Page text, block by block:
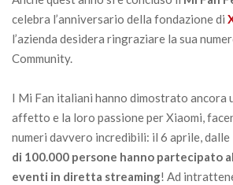
celebra l’anniversario della fondazione di
l’azienda desidera ringraziare la sua
Community.
I Mi Fan italiani hanno dimostrato ancora
affetto e la loro passione per Xiaomi,
numeri davvero incredibili: il 6 aprile,
di 100.000 persone hanno partecipato
eventi in diretta streaming! Ad